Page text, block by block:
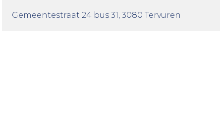
Gemeentestraat 24 bus 31 , 3080 Tervuren